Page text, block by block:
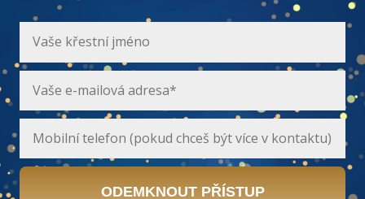
ODEMKNOUT PŘÍSTUP